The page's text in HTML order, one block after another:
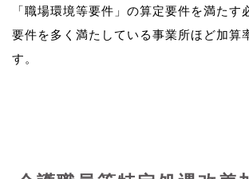
「職場環境等要件」の算定要件を満たす
要件を多く満たしている事業所ほど加算
す。